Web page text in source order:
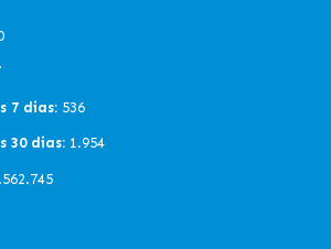
7 dias: 536
30 dias: 1.954